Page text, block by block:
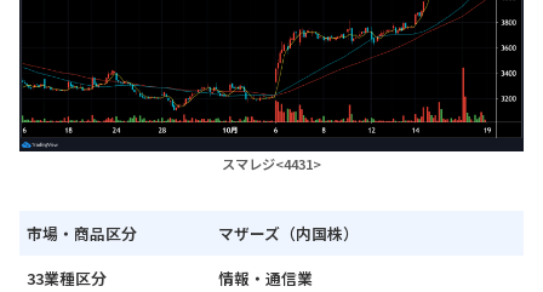
スマレジ<4431>
市場・商品区分
マザーズ（内国株）
33業種区分
情報・通信業